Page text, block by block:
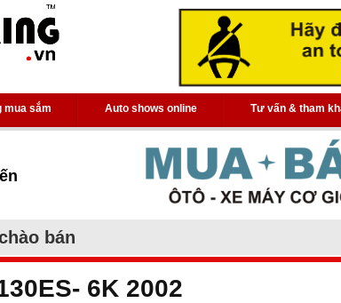
mua sắm Auto shows online Tư vấn & tham
bán
6K 2002